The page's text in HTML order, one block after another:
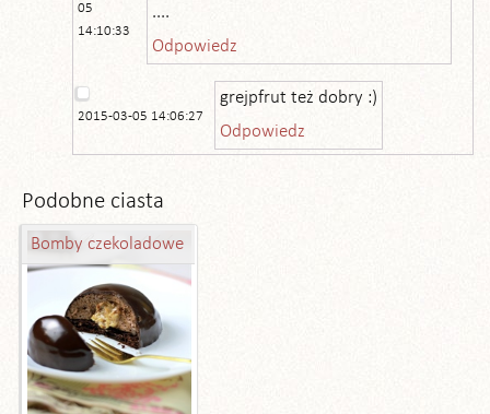
05
14:10:33
....
Odpowiedz
2015-03-05 14:06:27
grejpfrut też dobry :)
Odpowiedz
Podobne ciasta
Bomby czekoladowe